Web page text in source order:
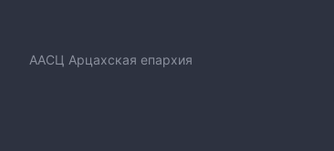
ААСЦ Арцахская епархия